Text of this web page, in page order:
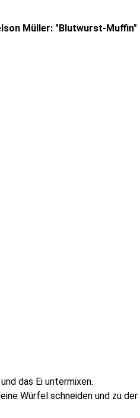
Müller: "Blutwurst-Muffin"
das Ei untermixen.
Würfel schneiden und zu